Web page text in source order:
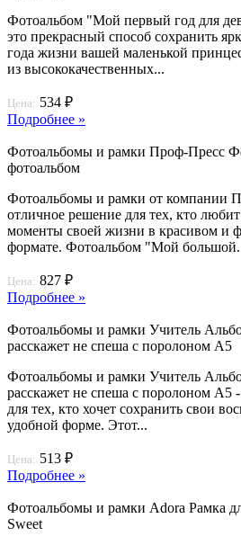
Фотоальбом "Мой первый год для
это прекрасный способ сохранить
года жизни вашей маленькой
из высококачественных...
Цена: 534 ₽
Подробнее »
Фотоальбомы и рамки Проф-Пресс
фотоальбом
Фотоальбомы и рамки от компании
отличное решение для тех, кто
моменты своей жизни в красивом и
формате. Фотоальбом "Мой
Цена: 827 ₽
Подробнее »
Фотоальбомы и рамки Учитель
расскажет не спеша с поролоном А5
Фотоальбомы и рамки Учитель
расскажет не спеша с поролоном А5
для тех, кто хочет сохранить свои
удобной форме. Этот...
Цена: 513 ₽
Подробнее »
Фотоальбомы и рамки Adora Рамка
Sweet